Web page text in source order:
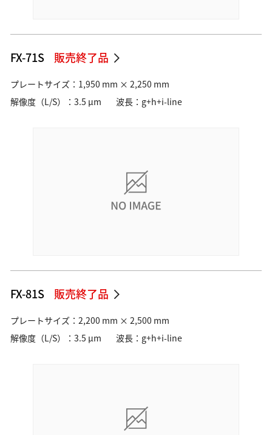
FX-71S 販売終了品
プレートサイズ：1,950 mm × 2,250 mm
解像度（L/S）：3.5 µm
波長：g+h+i-line
FX-81S 販売終了品
プレートサイズ：2,200 mm × 2,500 mm
解像度（L/S）：3.5 µm
波長：g+h+i-line